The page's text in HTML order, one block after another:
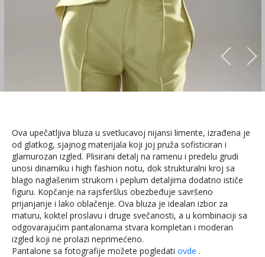
Ova upečatljiva bluza u svetlucavoj nijansi limente, izrađena je
od glatkog, sjajnog materijala koji joj pruža sofisticiran i
glamurozan izgled. Plisirani detalj na ramenu i predelu grudi
unosi dinamiku i high fashion notu, dok strukturalni kroj sa
blago naglašenim strukom i peplum detaljima dodatno ističe
figuru. Kopčanje na rajsferšlus obezbeđuje savršeno
prijanjanje i lako oblačenje. Ova bluza je idealan izbor za
maturu, koktel proslavu i druge svečanosti, a u kombinaciji sa
odgovarajućim pantalonama stvara kompletan i moderan
izgled koji ne prolazi neprimećeno.
Pantalone sa fotografije možete pogledati ovde .